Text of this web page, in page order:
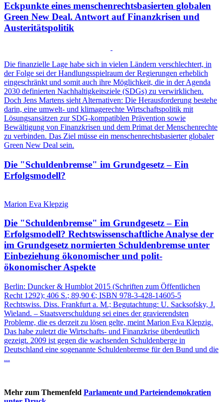
Eckpunkte eines menschenrechtsbasierten globalen
Green New Deal. Antwort auf Finanzkrisen und
Austeritätspolitik
Die finanzielle Lage habe sich in vielen Ländern verschlechtert, in
der Folge sei der Handlungsspielraum der Regierungen erheblich
eingeschränkt und somit auch ihre Möglichkeit, die in der Agenda
2030 definierten Nachhaltigkeitsziele (SDGs) zu verwirklichen.
Doch Jens Martens sieht Alternativen: Die Herausforderung bestehe
darin, eine umwelt- und klimagerechte Wirtschaftspolitik mit
Lösungsansätzen zur SDG-kompatiblen Prävention sowie
Bewältigung von Finanzkrisen und dem Primat der Menschenrechte
zu verbinden. Das Ziel müsse ein menschenrechtsbasierter globaler
Green New Deal sein.
Die "Schuldenbremse" im Grundgesetz – Ein
Erfolgsmodell?
Marion Eva Klepzig
Die "Schuldenbremse" im Grundgesetz – Ein
Erfolgsmodell? Rechtswissenschaftliche Analyse der
im Grundgesetz normierten Schuldenbremse unter
Einbeziehung ökonomischer und polit-
ökonomischer Aspekte
Berlin: Duncker & Humblot 2015 (Schriften zum Öffentlichen
Recht 1292); 406 S.; 89,90 €; ISBN 978-3-428-14605-5
Rechtswiss. Diss. Frankfurt a. M.; Begutachtung: U. Sacksofsky, J.
Wieland. – Staatsverschuldung sei eines der gravierendsten
Probleme, die es derzeit zu lösen gelte, meint Marion Eva Klepzig.
Das habe zuletzt die Wirtschafts‑ und Finanzkrise überdeutlich
gezeigt. 2009 ist gegen die wachsenden Schuldenberge in
Deutschland eine sogenannte Schuldenbremse für den Bund und die
...
Mehr zum Themenfeld Parlamente und Parteiendemokratien